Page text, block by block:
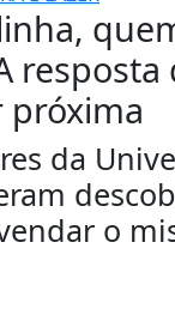
próxima
da
o